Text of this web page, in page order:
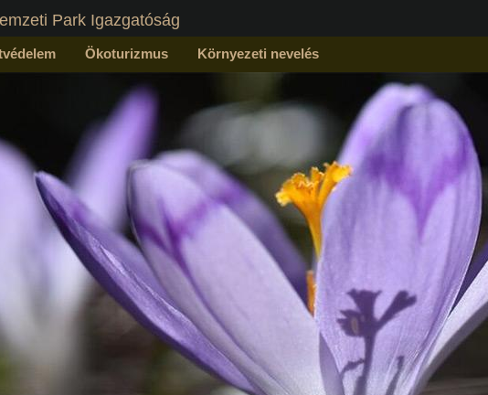
Park Igazgatóság
Ökoturizmus Környezeti nevelés